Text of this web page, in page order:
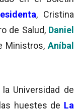
, Cristina
de Salud, Daniel
Ministros, Aníbal
Universidad de
huestes de La